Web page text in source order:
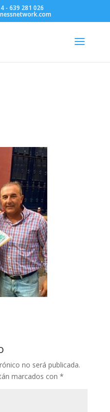
- 639 281 026
no será publicada.
marcados con *